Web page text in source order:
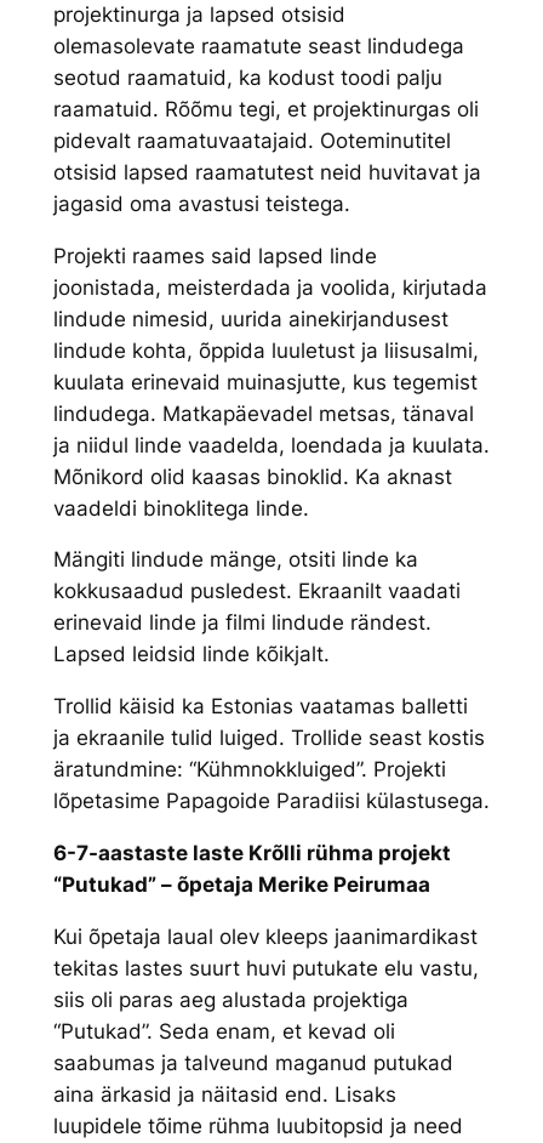
projektinurga ja lapsed otsisid
olemasolevate raamatute seast lindudega
seotud raamatuid, ka kodust toodi palju
raamatuid. Rõõmu tegi, et projektinurgas oli
pidevalt raamatuvaatajaid. Ooteminutitel
otsisid lapsed raamatutest neid huvitavat ja
jagasid oma avastusi teistega.
Projekti raames said lapsed linde
joonistada, meisterdada ja voolida, kirjutada
lindude nimesid, uurida ainekirjandusest
lindude kohta, õppida luuletust ja liisusalmi,
kuulata erinevaid muinasjutte, kus tegemist
lindudega. Matkapäevadel metsas, tänaval
ja niidul linde vaadelda, loendada ja kuulata.
Mõnikord olid kaasas binoklid. Ka aknast
vaadeldi binoklitega linde.
Mängiti lindude mänge, otsiti linde ka
kokkusaadud pusledest. Ekraanilt vaadati
erinevaid linde ja filmi lindude rändest.
Lapsed leidsid linde kõikjalt.
Trollid käisid ka Estonias vaatamas balletti
ja ekraanile tulid luiged. Trollide seast kostis
äratundmine: “Kühmnokkluiged”. Projekti
lõpetasime Papagoide Paradiisi külastusega.
6-7-aastaste laste Krõlli rühma projekt
“Putukad” – õpetaja Merike Peirumaa
Kui õpetaja laual olev kleeps jaanimardikast
tekitas lastes suurt huvi putukate elu vastu,
siis oli paras aeg alustada projektiga
“Putukad”. Seda enam, et kevad oli
saabumas ja talveund maganud putukad
aina ärkasid ja näitasid end. Lisaks
luupidele tõime rühma luubitopsid ja need